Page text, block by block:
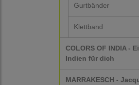
Gurtbänder
Klettband
COLORS OF INDIA -
Indien für dich
MARRAKESCH -